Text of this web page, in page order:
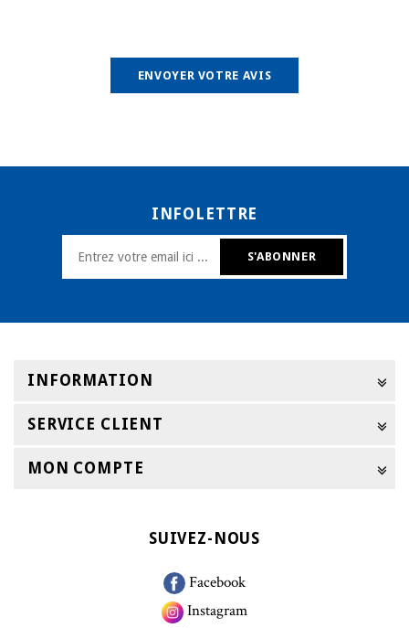
INFOLETTRE
INFORMATION
SERVICE CLIENT
MON COMPTE
SUIVEZ-NOUS
Facebook
Instagram